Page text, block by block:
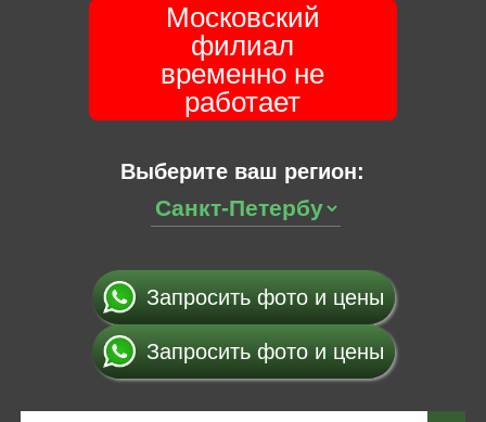
Московский
филиал
временно не
работает
Выберите ваш регион:
Запросить фото и цены
Запросить фото и цены